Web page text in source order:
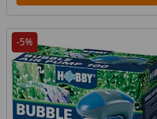
-5%